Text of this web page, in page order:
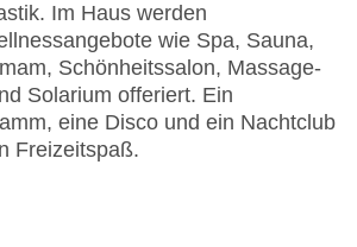
Im Haus werden
wie Spa, Sauna,
Schönheitssalon, Massage-
Solarium offeriert. Ein
eine Disco und ein Nachtclub
Freizeitspaß.